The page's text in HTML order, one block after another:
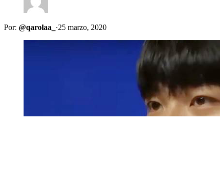
Por: @qarolaa_ ·25 marzo, 2020